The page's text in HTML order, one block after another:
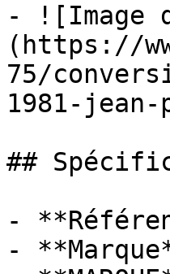
- ![Image
(https://
75/
1981-
##
-
-